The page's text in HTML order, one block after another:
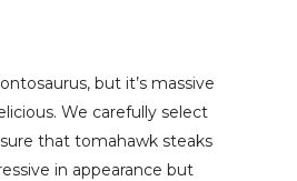
but it’s massive
We carefully select
that tomahawk steaks
in appearance but